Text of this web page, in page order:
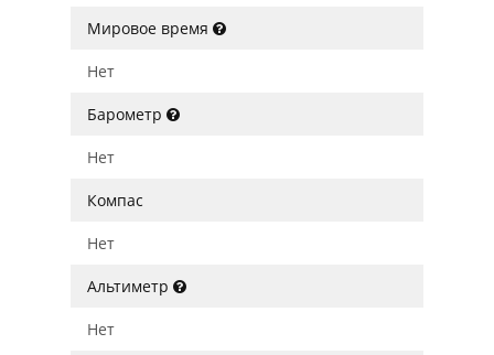
Мировое время
Нет
Барометр
Нет
Компас
Нет
Альтиметр
Нет